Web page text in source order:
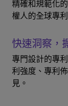
精確和規範化
權人的全球專
快速洞察，
專門設計的專
利強度、專利
見。